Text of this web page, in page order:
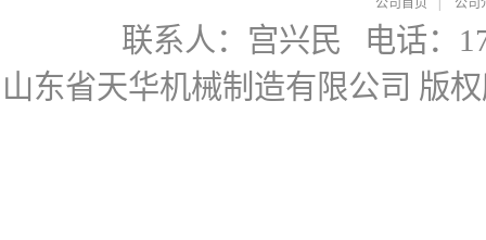
公司首页 公司
联系人：宫兴民 电话：
山东省天华机械制造有限公司 版